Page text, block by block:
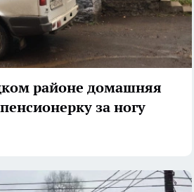
районе домашняя
за ногу